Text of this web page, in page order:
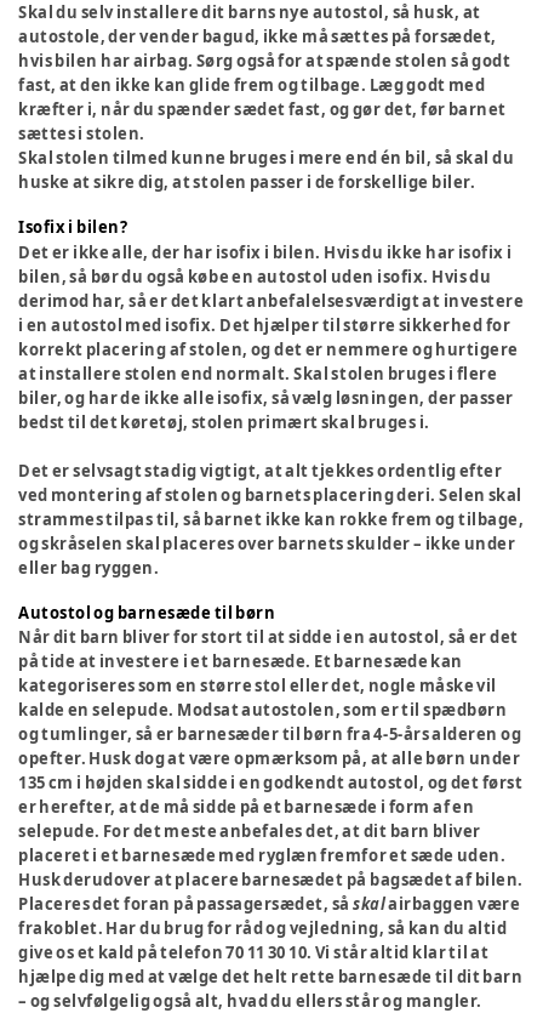
Skal du selv installere dit barns nye autostol, så husk, at
autostole, der vender bagud, ikke må sættes på forsædet,
hvis bilen har airbag. Sørg også for at spænde stolen så godt
fast, at den ikke kan glide frem og tilbage. Læg godt med
kræfter i, når du spænder sædet fast, og gør det, før barnet
sættes i stolen.
Skal stolen tilmed kunne bruges i mere end én bil, så skal du
huske at sikre dig, at stolen passer i de forskellige biler.
Isofix i bilen?
Det er ikke alle, der har isofix i bilen. Hvis du ikke har isofix i
bilen, så bør du også købe en autostol uden isofix. Hvis du
derimod har, så er det klart anbefalelsesværdigt at investere
i en autostol med isofix. Det hjælper til større sikkerhed for
korrekt placering af stolen, og det er nemmere og hurtigere
at installere stolen end normalt. Skal stolen bruges i flere
biler, og har de ikke alle isofix, så vælg løsningen, der passer
bedst til det køretøj, stolen primært skal bruges i.
Det er selvsagt stadig vigtigt, at alt tjekkes ordentlig efter
ved montering af stolen og barnets placering deri. Selen skal
strammes tilpas til, så barnet ikke kan rokke frem og tilbage,
og skråselen skal placeres over barnets skulder – ikke under
eller bag ryggen.
Autostol og barnesæde til børn
Når dit barn bliver for stort til at sidde i en autostol, så er det
på tide at investere i et barnesæde. Et barnesæde kan
kategoriseres som en større stol eller det, nogle måske vil
kalde en selepude. Modsat autostolen, som er til spædbørn
og tumlinger, så er barnesæder til børn fra 4-5-års alderen og
opefter. Husk dog at være opmærksom på, at alle børn under
135 cm i højden skal sidde i en godkendt autostol, og det først
er herefter, at de må sidde på et barnesæde i form af en
selepude. For det meste anbefales det, at dit barn bliver
placeret i et barnesæde med ryglæn fremfor et sæde uden.
Husk derudover at placere barnesædet på bagsædet af bilen.
Placeres det foran på passagersædet, såskalairbaggen være
frakoblet. Har du brug for råd og vejledning, så kan du altid
give os et kald på telefon 70 11 30 10. Vi står altid klar til at
hjælpe dig med at vælge det helt rette barnesæde til dit barn
– og selvfølgelig også alt, hvad du ellers står og mangler.